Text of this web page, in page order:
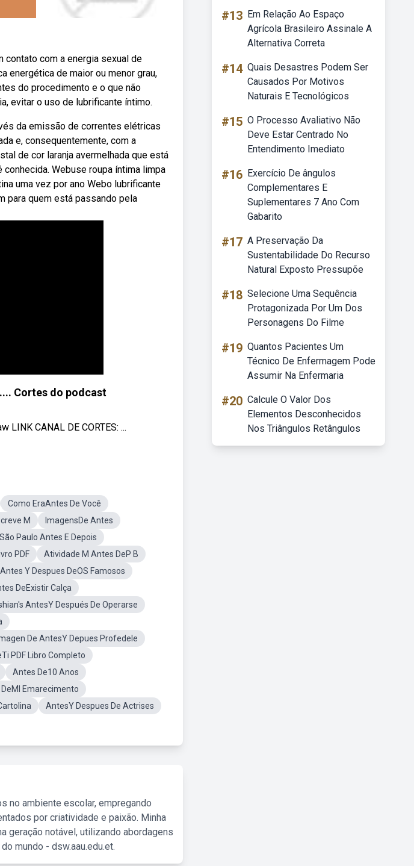
contato com a energia sexual de
energética de maior ou menor grau,
do procedimento e o que não
evitar o uso de lubrificante íntimo.
da emissão de correntes elétricas
e, consequentemente, com a
de cor laranja avermelhada que está
Webuse roupa íntima limpa
uma vez por ano Webo lubrificante
para quem está passando pela
Cortes do podcast
CANAL DE CORTES: ...
Como EraAntes De Você
M
ImagensDe Antes
Paulo Antes E Depois
PDF
Atividade M Antes DeP B
Antes Y Despues DeOS Famosos
DeExistir Calça
AntesY Después De Operarse
De AntesY Depues Profedele
PDF Libro Completo
Antes De10 Anos
Emarecimento
AntesY Despues De Actrises
no ambiente escolar, empregando
por criatividade e paixão. Minha
geração notável, utilizando abordagens
mundo - dsw.aau.edu.et.
#13 Em Relação Ao Espaço
Agrícola Brasileiro Assinale A
Alternativa Correta
#14 Quais Desastres Podem Ser
Causados Por Motivos
Naturais E Tecnológicos
#15 O Processo Avaliativo Não
Deve Estar Centrado No
Entendimento Imediato
#16 Exercício De ângulos
Complementares E
Suplementares 7 Ano Com
Gabarito
#17 A Preservação Da
Sustentabilidade Do Recurso
Natural Exposto Pressupõe
#18 Selecione Uma Sequência
Protagonizada Por Um Dos
Personagens Do Filme
#19 Quantos Pacientes Um
Técnico De Enfermagem Pode
Assumir Na Enfermaria
#20 Calcule O Valor Dos
Elementos Desconhecidos
Nos Triângulos Retângulos